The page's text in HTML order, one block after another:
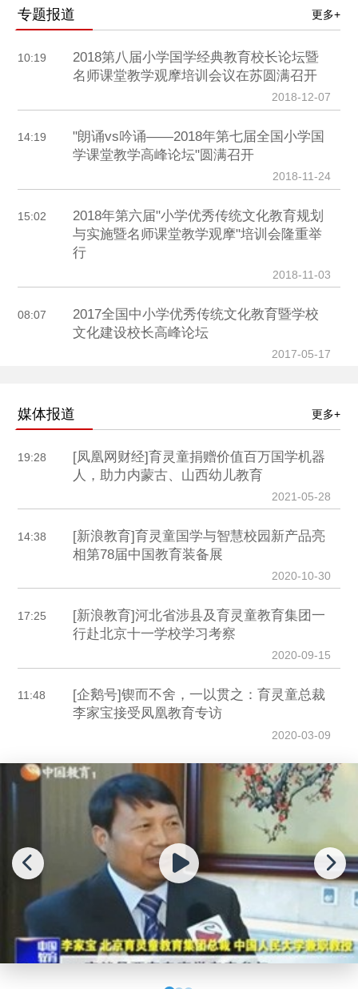
专题报道 更多+
10:19
2018第八届小学国学经典教育校长论坛暨
名师课堂教学观摩培训会议在苏圆满召开
2018-12-07
14:19
"朗诵vs吟诵——2018年第七届全国小学国
学课堂教学高峰论坛"圆满召开
2018-11-24
15:02
2018年第六届"小学优秀传统文化教育规划
与实施暨名师课堂教学观摩"培训会隆重举
行
2018-11-03
08:07
2017全国中小学优秀传统文化教育暨学校
文化建设校长高峰论坛
2017-05-17
媒体报道 更多+
19:28
[凤凰网财经]育灵童捐赠价值百万国学机器
人，助力内蒙古、山西幼儿教育
2021-05-28
14:38
[新浪教育]育灵童国学与智慧校园新产品亮
相第78届中国教育装备展
2020-10-30
17:25
[新浪教育]河北省涉县及育灵童教育集团一
行赴北京十一学校学习考察
2020-09-15
11:48
[企鹅号]锲而不舍，一以贯之：育灵童总裁
李家宝接受凤凰教育专访
2020-03-09